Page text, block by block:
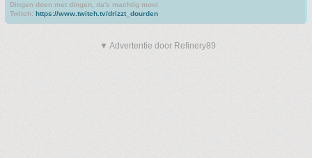
Dingen doen met dingen, da's machtig mooi
Twitch: https://www.twitch.tv/drizzt_dourden
▼ Advertentie door Refinery89